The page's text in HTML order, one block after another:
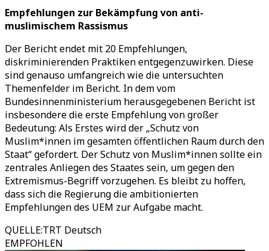
Empfehlungen zur Bekämpfung von anti-
muslimischem Rassismus
Der Bericht endet mit 20 Empfehlungen,
diskriminierenden Praktiken entgegenzuwirken. Diese
sind genauso umfangreich wie die untersuchten
Themenfelder im Bericht. In dem vom
Bundesinnenministerium herausgegebenen Bericht ist
insbesondere die erste Empfehlung von großer
Bedeutung: Als Erstes wird der „Schutz von
Muslim*innen im gesamten öffentlichen Raum durch den
Staat“ gefordert. Der Schutz von Muslim*innen sollte ein
zentrales Anliegen des Staates sein, um gegen den
Extremismus-Begriff vorzugehen. Es bleibt zu hoffen,
dass sich die Regierung die ambitionierten
Empfehlungen des UEM zur Aufgabe macht.
QUELLE:TRT Deutsch
EMPFOHLEN